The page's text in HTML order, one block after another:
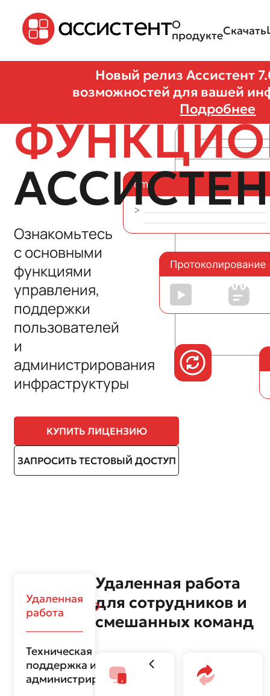
О
продуктеСкачать
Новый релиз Ассистент
возможностей для вашей
Подробнее
Ознакомьтесь
с основными
функциями
управления,
поддержки
пользователей
и
администрирования
инфраструктуры
КУПИТЬ ЛИЦЕНЗИЮ
ЗАПРОСИТЬ ТЕСТОВЫЙ ДОСТУП
Удаленная
работа
Техническая
поддержка и
администрирование
Удаленная работа
для сотрудников и
смешанных команд